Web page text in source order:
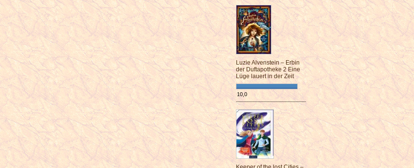
Luzie Alvenstein – Erbin
der Duftapotheke 2 Eine
Lüge lauert in der Zeit
10,0
¯¯¯¯¯¯¯¯¯¯¯¯¯¯¯¯¯¯¯¯¯¯¯¯